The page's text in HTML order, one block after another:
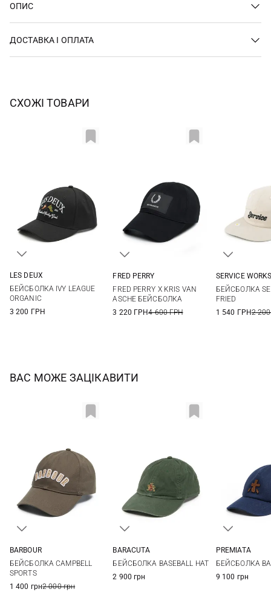
ОПИС
ДОСТАВКА І ОПЛАТА
СХОЖІ ТОВАРИ
LES DEUX
БЕЙСБОЛКА IVY LEAGUE
ORGANIC
3 200 ГРН
FRED PERRY
FRED PERRY X KRIS VAN
ASCHE БЕЙСБОЛКА
3 220 ГРН4 600 ГРН
SERVICE
БЕЙСБОЛКА
FRIED
1 540 ГРН2
ВАС МОЖЕ ЗАЦІКАВИТИ
BARBOUR
БЕЙСБОЛКА CAMPBELL
SPORTS
1 400 грн2 000 грн
BARACUTA
БЕЙСБОЛКА BASEBALL HAT
2 900 грн
PREMIATA
БЕЙСБОЛКА
9 100 грн